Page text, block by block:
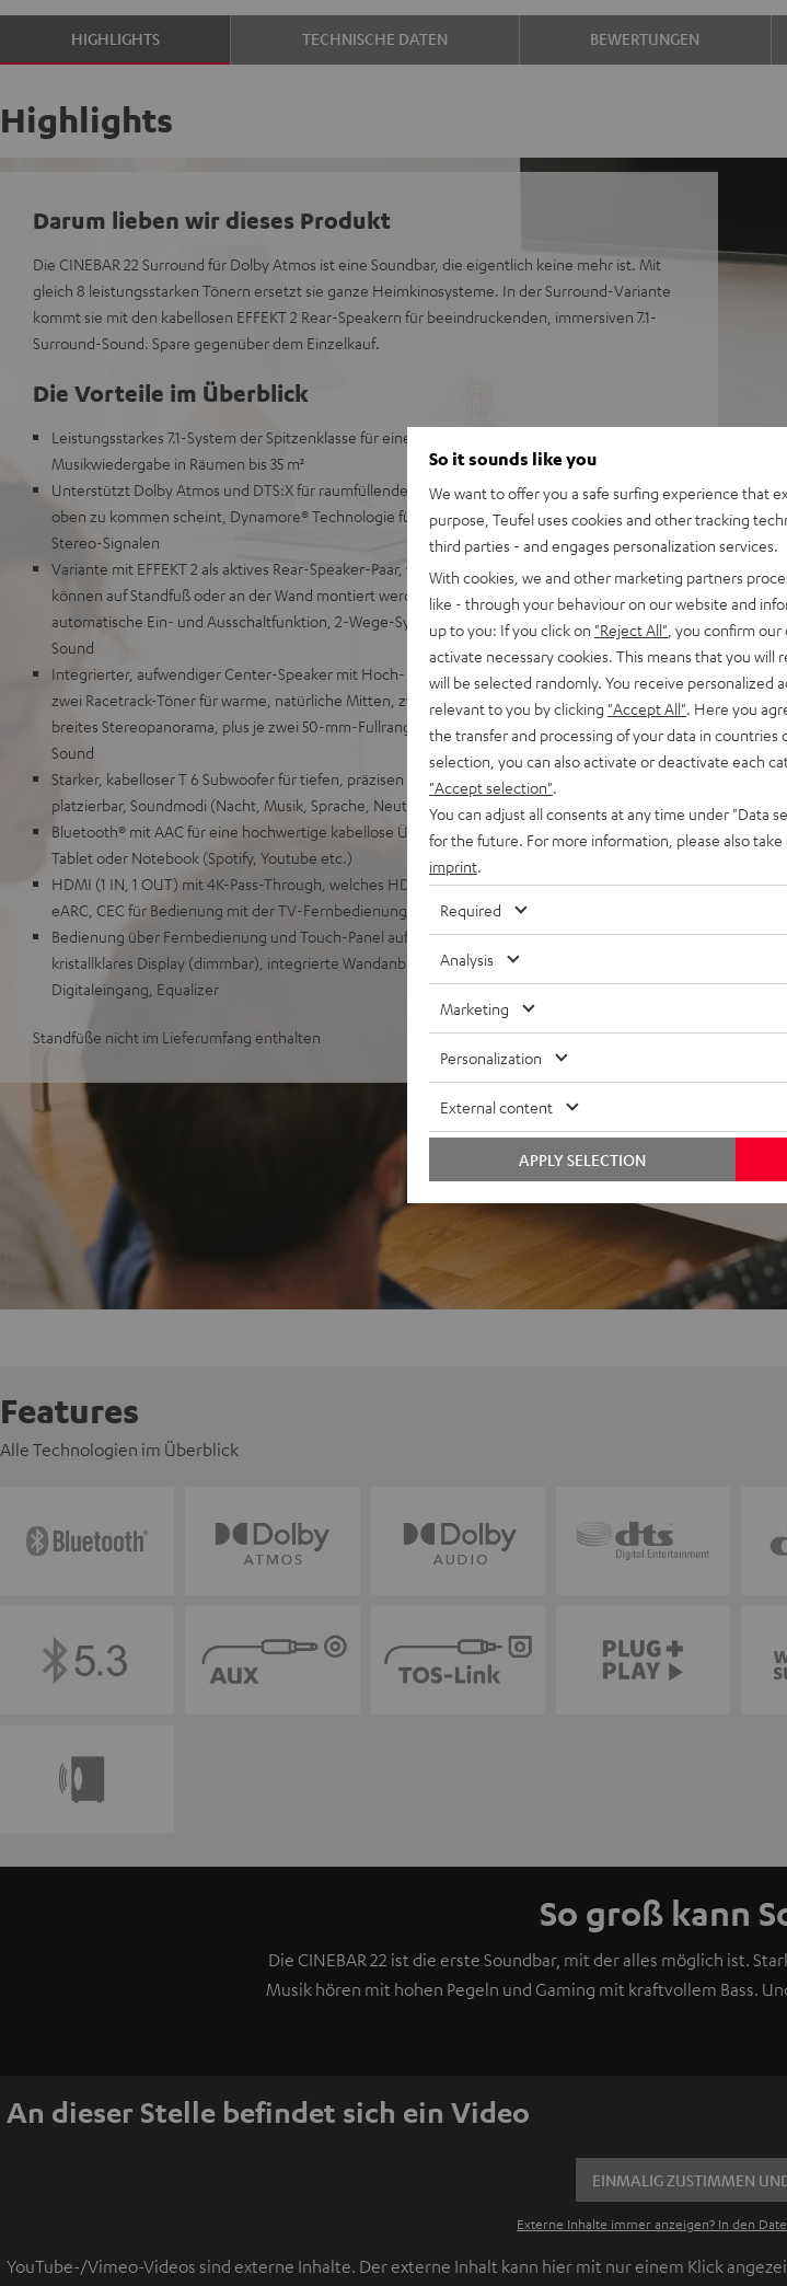
Set"
Schwarz
Set"
Weiß
Atmos
"5.1-
Set"
Atmos
"5.1-
Set"
Dolby
Atmos
"7.1-
Dolby
Atmos
"7.1-
HIGHLIGHTS TECHNISCHE DATEN BEWERTUNGEN
Highlights
Darum lieben wir dieses Produkt
Die CINEBAR 22 Surround für Dolby Atmos ist eine Soundbar, die eigentlich keine mehr ist. Mit
gleich 8 leistungsstarken Tönern ersetzt sie ganze Heimkinosysteme. In der Surround-Variante
kommt sie mit den kabellosen EFFEKT 2 Rear-Speakern für beeindruckenden, immersiven 7.1-
Surround-Sound. Spare gegenüber dem Einzelkauf.
Die Vorteile im Überblick
Leistungsstarkes 7.1-System der Spitzenklasse für eine extrem druckvolle TV-, Gaming- und
Musikwiedergabe in Räumen bis 35 m²
Unterstützt Dolby Atmos und DTS:X für raumfüllenden, cineastischen 3D-Sound, der auch von
oben zu kommen scheint, Dynamore® Technologie für eine Verbreiterung der Bühne bei
Stereo-Signalen
Variante mit EFFEKT 2 als aktives Rear-Speaker-Paar, werden kabellos per Funk angesteuert,
können auf Standfuß oder an der Wand montiert werden, Reichweiten von bis zu 15 m,
automatische Ein- und Ausschaltfunktion, 2-Wege-System für realistischen 7.1-Surround-
Sound
Integrierter, aufwendiger Center-Speaker mit Hoch- und Mitteltöner in koaxialer Anordnung,
zwei Racetrack-Töner für warme, natürliche Mitten, zwei leistungsstarke Hochtöner für ein
breites Stereopanorama, plus je zwei 50-mm-Fullrange-Töner für reflektierenden Surround
Sound
Starker, kabelloser T 6 Subwoofer für tiefen, präzisen Bass, liegend unterm Sofa oder stehend
platzierbar, Soundmodi (Nacht, Musik, Sprache, Neutral) und Klangeinstellungen wählbar
Bluetooth® mit AAC für eine hochwertige kabellose Übertragung von Musik vom Smartphone,
Tablet oder Notebook (Spotify, Youtube etc.)
HDMI (1 IN, 1 OUT) mit 4K-Pass-Through, welches HDR, Dolby Vision und 3D unterstützt,
eARC, CEC für Bedienung mit der TV-Fernbedienung, einfacher Ein-Kabel-Anschluss
Bedienung über Fernbedienung und Touch-Panel auf dem Gerät, edles Frontgitter aus Metall,
kristallklares Display (dimmbar), integrierte Wandanbringung, AUX-In, optischer
Digitaleingang, Equalizer
Standfüße nicht im Lieferumfang enthalten
Features
Alle Technologien im Überblick
So groß kann
Die CINEBAR 22 ist die erste Soundbar, mit der alles möglich ist.
Musik hören mit hohen Pegeln und Gaming mit kraftvollem Bass.
An dieser Stelle befindet sich ein Video
EINMALIG ZUSTIMMEN
Externe Inhalte immer anzeigen? In den
YouTube-/Vimeo-Videos sind externe Inhalte. Der externe Inhalt kann hier mit nur einem Klick
So it sounds like you
We want to offer you a safe surfing experience that
purpose, Teufel uses cookies and other tracking
third parties - and engages personalization services.
With cookies, we and other marketing partners
like - through your behaviour on our website and
up to you: If you click on "Reject All" , you confirm
activate necessary cookies. This means that you
will be selected randomly. You receive personalized
relevant to you by clicking "Accept All" . Here you
the transfer and processing of your data in countries
selection, you can also activate or deactivate each
"Accept selection"
You can adjust all consents at any time under "Data
for the future. For more information, please also take
imprint
Required
Analysis
Marketing
Personalization
External content
APPLY SELECTION